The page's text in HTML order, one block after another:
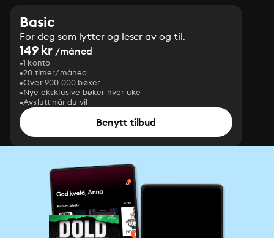
Basic
For deg som lytter og leser av og til.
149 kr /måned
1 konto
20 timer/måned
Over 900 000 bøker
Nye eksklusive bøker hver uke
Avslutt når du vil
Benytt tilbud